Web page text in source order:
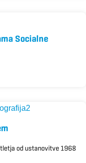
Socialne
od ustanovitve 1968